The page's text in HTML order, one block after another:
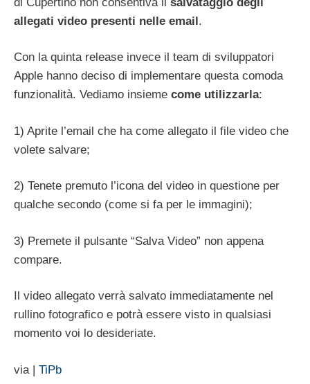
allegati video presenti nelle email.
Con la quinta release invece il team di sviluppatori
Apple hanno deciso di implementare questa comoda
funzionalità. Vediamo insieme come utilizzarla:
1) Aprite l’email che ha come allegato il file video che
volete salvare;
2) Tenete premuto l’icona del video in questione per
qualche secondo (come si fa per le immagini);
3) Premete il pulsante “Salva Video” non appena
compare.
Il video allegato verrà salvato immediatamente nel
rullino fotografico e potrà essere visto in qualsiasi
momento voi lo desideriate.
via | TiPb